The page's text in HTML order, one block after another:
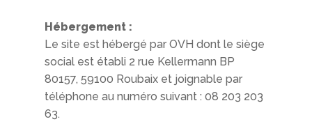
Hébergement :
Le site est hébergé par OVH dont le siège
social est établi 2 rue Kellermann BP
80157, 59100 Roubaix et joignable par
téléphone au numéro suivant : 08 203 203
63.